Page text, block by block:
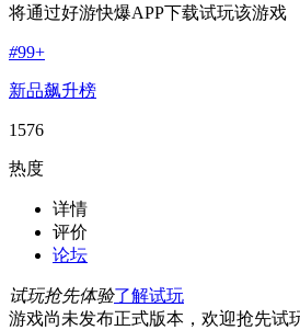
将通过好游快爆APP下载试玩该游戏
#99+
新品飙升榜
1576
热度
详情
评价
论坛
试玩抢先体验了解试玩
游戏尚未发布正式版本，欢迎抢先试